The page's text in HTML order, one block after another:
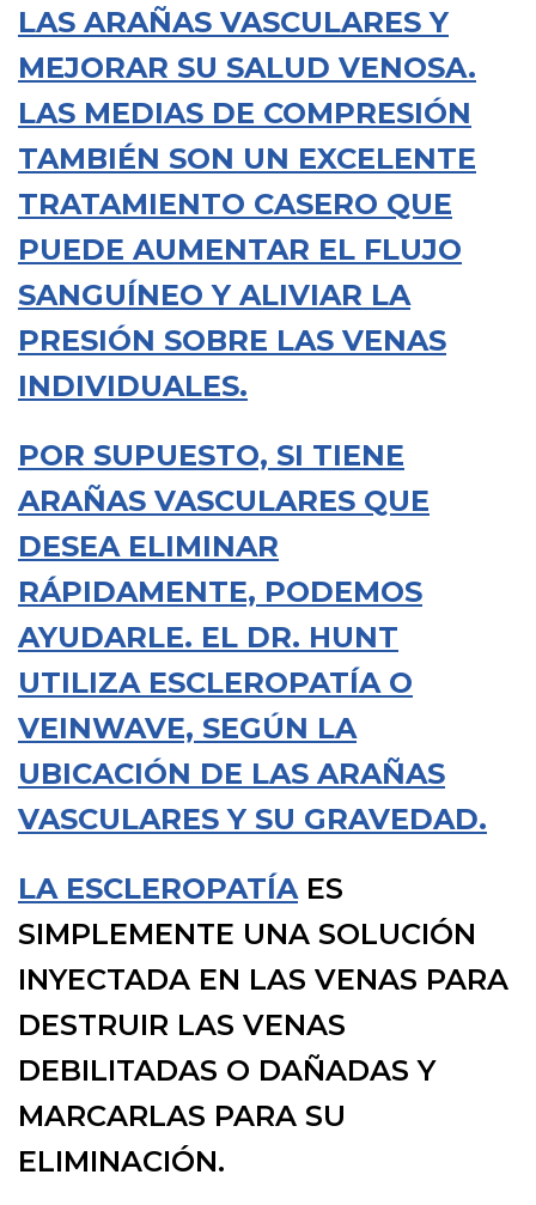
LAS ARAÑAS VASCULARES Y
MEJORAR SU SALUD VENOSA.
LAS MEDIAS DE COMPRESIÓN
TAMBIÉN SON UN EXCELENTE
TRATAMIENTO CASERO QUE
PUEDE AUMENTAR EL FLUJO
SANGUÍNEO Y ALIVIAR LA
PRESIÓN SOBRE LAS VENAS
INDIVIDUALES.
POR SUPUESTO, SI TIENE
ARAÑAS VASCULARES QUE
DESEA ELIMINAR
RÁPIDAMENTE, PODEMOS
AYUDARLE. EL DR. HUNT
UTILIZA ESCLEROPATÍA O
VEINWAVE, SEGÚN LA
UBICACIÓN DE LAS ARAÑAS
VASCULARES Y SU GRAVEDAD.
LA ESCLEROPATÍAES
SIMPLEMENTE UNA SOLUCIÓN
INYECTADA EN LAS VENAS PARA
DESTRUIR LAS VENAS
DEBILITADAS O DAÑADAS Y
MARCARLAS PARA SU
ELIMINACIÓN.